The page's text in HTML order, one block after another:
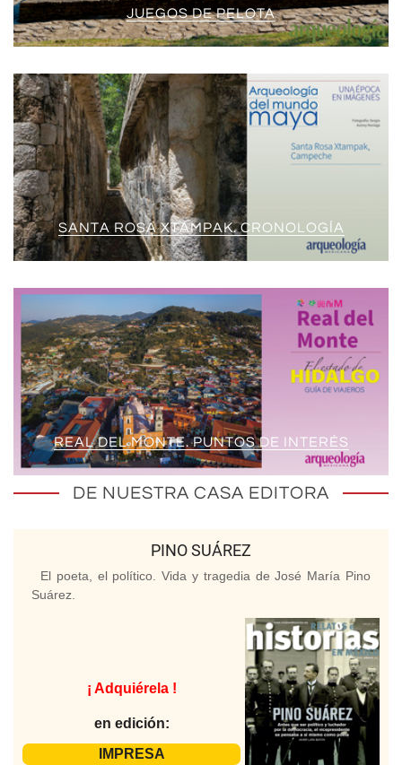
JUEGOS DE PELOTA
SANTA ROSA XTAMPAK. CRONOLOGÍA
REAL DEL MONTE. PUNTOS DE INTERÉS
DE NUESTRA CASA EDITORA
PINO SUÁREZ
El poeta, el político. Vida y tragedia de José María Pino
Suárez.
¡ Adquiérela !
en edición:
IMPRESA